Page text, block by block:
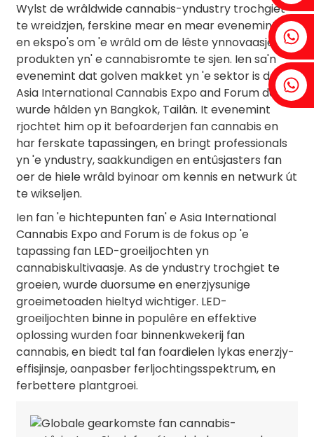
Ivy: +86 18607522355
Tobin: +86 18818667168
Wylst de wrâldwide cannabis-yndustry trochgiet
te wreidzjen, ferskine mear en mear eveneminten
en ekspo's om 'e wrâld om de lêste ynnovaasjes en
produkten yn' e cannabisromte te sjen. Ien sa'n
evenemint dat golven makket yn 'e sektor is de
Asia International Cannabis Expo and Forum dat sil
wurde hâlden yn Bangkok, Tailân. It evenemint
rjochtet him op it befoarderjen fan cannabis en
har ferskate tapassingen, en bringt professionals
yn 'e yndustry, saakkundigen en entûsjasters fan
oer de hiele wrâld byinoar om kennis en netwurk út
te wikseljen.
Ien fan 'e hichtepunten fan' e Asia International
Cannabis Expo and Forum is de fokus op 'e
tapassing fan LED-groeiljochten yn
cannabiskultivaasje. As de yndustry trochgiet te
groeien, wurde duorsume en enerzjysunige
groeimetoaden hieltyd wichtiger. LED-
groeiljochten binne in populêre en effektive
oplossing wurden foar binnenkwekerij fan
cannabis, en biedt tal fan foardielen lykas enerzjy-
effisjinsje, oanpasber ferljochtingsspektrum, en
ferbettere plantgroei.